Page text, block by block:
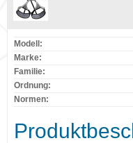
Modell:
Marke:
Familie:
Ordnung:
Normen: